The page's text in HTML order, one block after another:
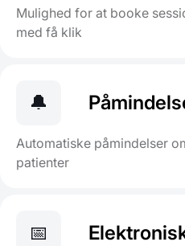
Mulighed for at booke
med få klik
🔔
Automatiske påmindelser
patienter
📅